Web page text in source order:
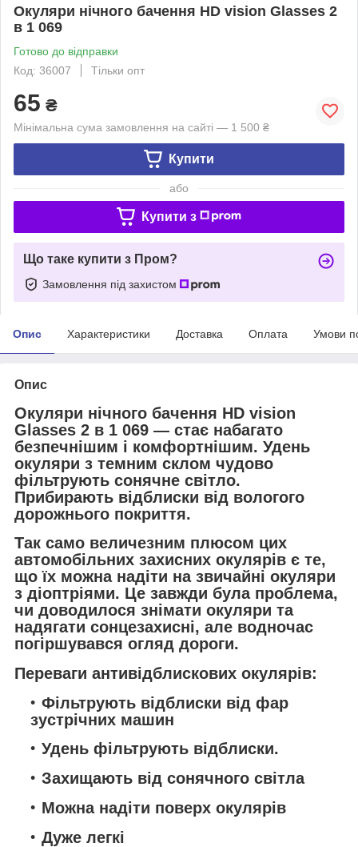
Окуляри нічного бачення HD vision Glasses 2
в 1 069
Готово до відправки
Код: 36007
Тільки опт
65 ₴
Мінімальна сума замовлення на сайті — 1 500 ₴
Купити
або
Купити з
Що таке купити з Пром?
Замовлення під захистом
Опис Характеристики Доставка Оплата Умови
Опис
Окуляри нічного бачення HD vision
Glasses 2 в 1 069 — стає набагато
безпечнішим і комфортнішим. Удень
окуляри з темним склом чудово
фільтрують сонячне світло.
Прибирають відблиски від вологого
дорожнього покриття.
Так само величезним плюсом цих
автомобільних захисних окулярів є те,
що їх можна надіти на звичайні окуляри
з діоптріями. Це завжди була проблема,
чи доводилося знімати окуляри та
надягати сонцезахисні, але водночас
погіршувався огляд дороги.
Переваги антивідблискових окулярів:
Фільтрують відблиски від фар
зустрічних машин
Удень фільтрують відблиски.
Захищають від сонячного світла
Можна надіти поверх окулярів
Дуже легкі